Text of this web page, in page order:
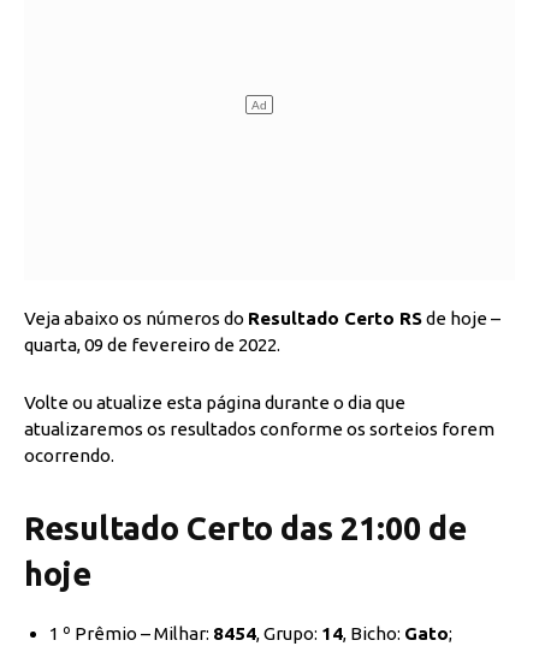
Veja abaixo os números do Resultado Certo RSde hoje –
quarta, 09 de fevereiro de 2022.
Volte ou atualize esta página durante o dia que
atualizaremos os resultados conforme os sorteios forem
ocorrendo.
Resultado Certo das 21:00 de
hoje
1 º Prêmio – Milhar: 8454, Grupo: 14, Bicho: Gato;